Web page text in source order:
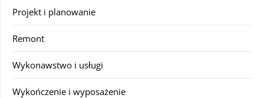
Projekt i planowanie
Remont
Wykonawstwo i usługi
Wykończenie i wyposażenie